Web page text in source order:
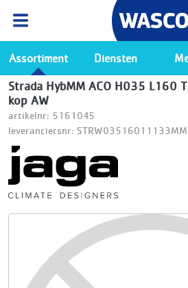
Ga naar de Wasco app
Assortiment Diensten
Strada HybMM ACO H035 L160
kop AW
artikelnr: 5161045
leveranciersnr: